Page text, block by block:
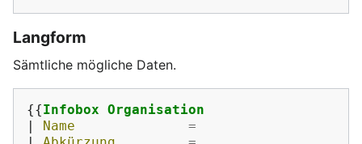
Langform
Sämtliche mögliche Daten.
{{Infobox Organisation
|
Name =